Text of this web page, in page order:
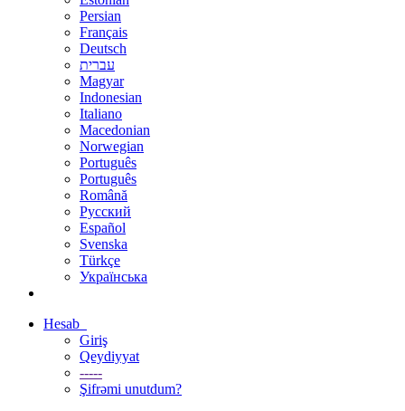
Persian
Français
Deutsch
עברית
Magyar
Indonesian
Italiano
Macedonian
Norwegian
Português
Português
Română
Русский
Español
Svenska
Türkçe
Українська
Hesab
Giriş
Qeydiyyat
-----
Şifrəmi unutdum?